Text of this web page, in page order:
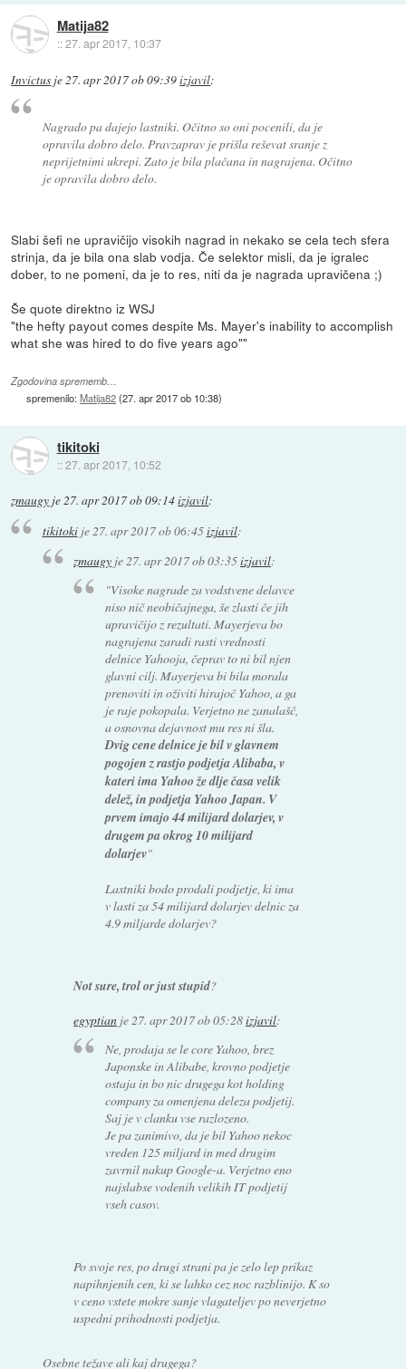
Matija82
::27. apr 2017, 10:37
Invictus je27. apr 2017 ob 09:39izjavil:
Nagrado pa dajejo lastniki. Očitno so oni pocenili, da je
opravila dobro delo. Pravzaprav je prišla reševat sranje z
neprijetnimi ukrepi. Zato je bila plačana in nagrajena. Očitno
je opravila dobro delo.
Slabi šefi ne upravičijo visokih nagrad in nekako se cela tech sfera
strinja, da je bila ona slab vodja. Če selektor misli, da je igralec
dober, to ne pomeni, da je to res, niti da je nagrada upravičena ;)
Še quote direktno iz WSJ
"the hefty payout comes despite Ms. Mayer's inability to accomplish
what she was hired to do five years ago""
Zgodovina sprememb…
spremenilo:Matija82(27. apr 2017 ob 10:38)
tikitoki
::27. apr 2017, 10:52
zmaugy je27. apr 2017 ob 09:14izjavil:
tikitokije27. apr 2017 ob 06:45izjavil:
zmaugy je 27. apr 2017 ob 03:35izjavil:
"Visoke nagrade za vodstvene delavce
niso nič neobičajnega, še zlasti če jih
upravičijo z rezultati. Mayerjeva bo
nagrajena zaradi rasti vrednosti
delnice Yahooja, čeprav to ni bil njen
glavni cilj. Mayerjeva bi bila morala
prenoviti in oživiti hirajoč Yahoo, a ga
je raje pokopala. Verjetno ne zanalašč,
a osnovna dejavnost mu res ni šla.
Dvig cene delnice je bil v glavnem
pogojen z rastjo podjetja Alibaba, v
kateri ima Yahoo že dlje časa velik
delež, in podjetja Yahoo Japan. V
prvem imajo 44 milijard dolarjev, v
drugem pa okrog 10 milijard
dolarjev"
Lastniki bodo prodali podjetje, ki ima
v lasti za 54 milijard dolarjev delnic za
4.9 miljarde dolarjev?
Not sure, trol or just stupid?
egyptian je 27. apr 2017 ob 05:28izjavil:
Ne, prodaja se le core Yahoo, brez
Japonske in Alibabe, krovno podjetje
ostaja in bo nic drugega kot holding
company za omenjena deleza podjetij.
Saj je v clanku vse razlozeno.
Je pa zanimivo, da je bil Yahoo nekoc
vreden 125 miljard in med drugim
zavrnil nakup Google-a. Verjetno eno
najslabse vodenih velikih IT podjetij
vseh casov.
Po svoje res, po drugi strani pa je zelo lep prikaz
napihnjenih cen, ki se lahko cez noc razblinijo. K so
v ceno vstete mokre sanje vlagateljev po neverjetno
uspedni prihodnosti podjetja.
Osebne težave ali kaj drugega?